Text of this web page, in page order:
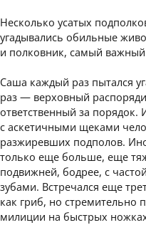
Несколько усатых
угадывались обильные
и полковник, самый
Саша каждый раз пытался
раз — верховный
ответственный за
с аскетичными щеками
разжиревших подполов.
только еще больше, еще
подвижней, бодрее, с
зубами. Встречался еще
как гриб, но
милиции на быстрых